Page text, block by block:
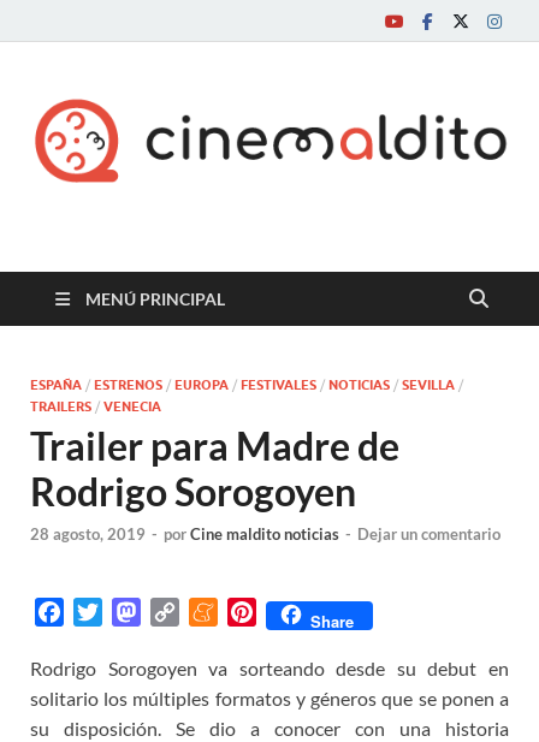
Cine maldito
MENÚ PRINCIPAL
ESPAÑA / ESTRENOS / EUROPA / FESTIVALES / NOTICIAS / SEVILLA /
TRAILERS / VENECIA
Trailer para Madre de
Rodrigo Sorogoyen
28 agosto, 2019 - porCine maldito noticias - Dejar un comentario
c
e
b
t
t
M
s
t
o
p
y
L
M
n
e
a
P
n
t
e
Share
Rodrigo Sorogoyen va sorteando desde su debut en
solitario los múltiples formatos y géneros que se ponen a
su disposición. Se dio a conocer con una historia